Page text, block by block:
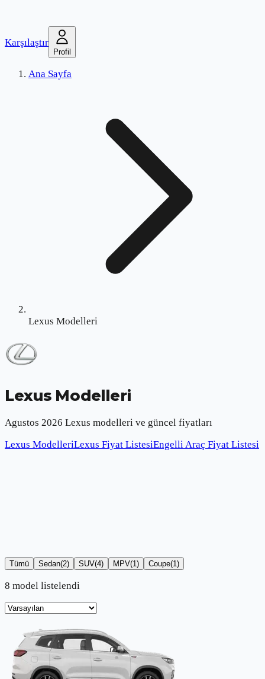
Karşılaştır
Profil
Ana Sayfa
Lexus Modelleri
Lexus Modelleri
Agustos 2026 Lexus modelleri ve güncel fiyatları
Lexus ModelleriLexus Fiyat ListesiEngelli Araç Fiyat Listesi
Tümü Sedan(2) SUV(4) MPV(1) Coupe(1)
8 model listelendi